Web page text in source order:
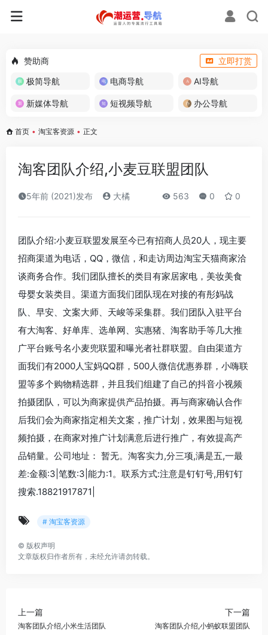
赞助商
立即打赏
极简导航
电商导航 AI导航
新媒体导航 短视频导航 办公导航
首页 • 淘宝客资源 • 正文
淘客团队介绍,小麦豆联盟团队
5年前 (2021)发布 大橘 563 0 0
团队介绍:小麦豆联盟发展至今已有招商人员20人，现主要
招商渠道为电话，QQ，微信，和走访周边淘宝天猫商家洽
谈商务合作。我们团队擅长的类目有家居家电，美妆美食
母婴女装类目。渠道方面我们团队现在对接的有彤妈战
队、早安、文案大师、天峻等采集群。我们团队入驻平台
有大淘客、好单库、选单网、实惠猪、淘客助手等几大推
广平台账号名小麦兜联盟和曝光者社群联盟。自由渠道方
面我们有2000人宝妈QQ群，500人微信优惠券群，小嗨联
盟等多个购物精选群，并且我们组建了自己的抖音小视频
拍摄团队，可以为商家提供产品拍摄。再与商家确认合作
后我们会为商家指定相关文案，推广计划，效果图与短视
频拍摄，在商家对推广计划满意后进行推广，有效提高产
品销量。公司地址： 暂无。淘客实力,分三项,满是五,一最
差:金额:3|笔数:3|能力:1。联系方式:注意是钉钉号,用钉钉
搜索.18821917871|
# 淘宝客资源
© 版权声明
文章版权归作者所有，未经允许请勿转载。
上一篇
淘客团队介绍,小米生活团队
下一篇
淘客团队介绍,小蚂蚁联盟团队